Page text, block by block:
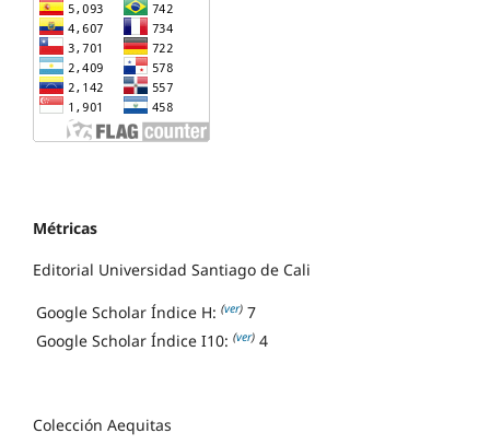
Métricas
Editorial Universidad Santiago de Cali
Google Scholar Índice H: (ver) 7
Google Scholar Índice I10: (ver) 4
Colección Aequitas